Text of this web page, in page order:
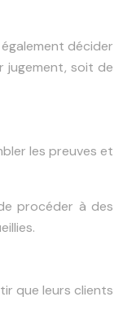
décider
jugement, soit de
les preuves et
procéder à des
que leurs clients